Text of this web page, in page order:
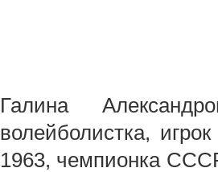
Галина
волейболистка,
1963, чемпионка